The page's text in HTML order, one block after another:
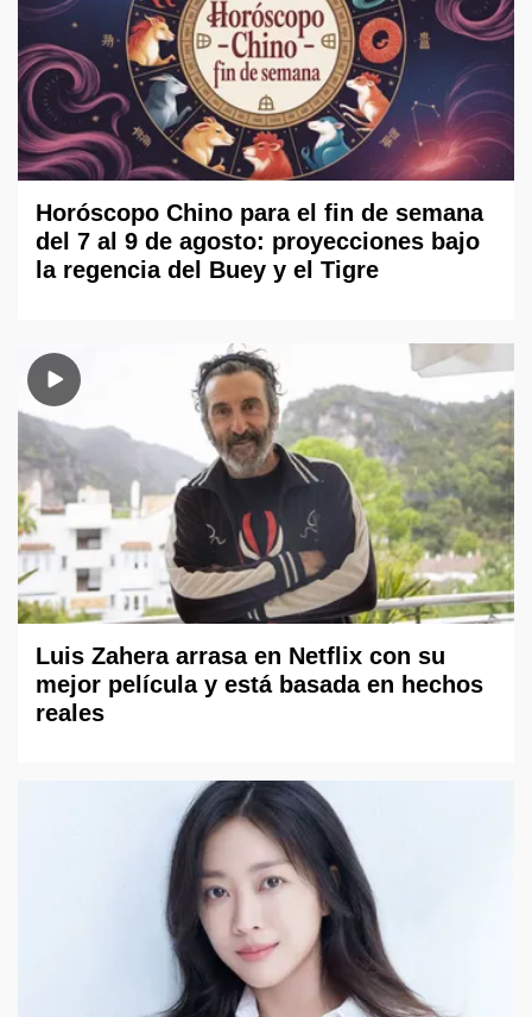
Horóscopo Chino para el fin de semana
del 7 al 9 de agosto: proyecciones bajo
la regencia del Buey y el Tigre
Luis Zahera arrasa en Netflix con su
mejor película y está basada en hechos
reales